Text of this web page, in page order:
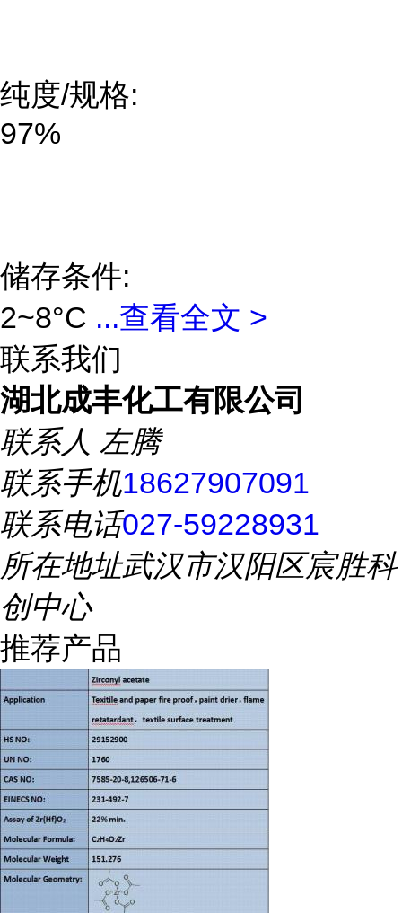
纯度/规格:
97%
储存条件:
2~8°C ...查看全文 >
联系我们
湖北成丰化工有限公司
联系人 左腾
联系手机18627907091
联系电话027-59228931
所在地址武汉市汉阳区宸胜科
创中心
推荐产品